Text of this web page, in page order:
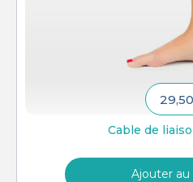
Cable de
29,50
Ajouter au